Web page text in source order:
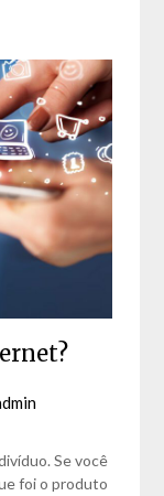
Se você
foi o produto